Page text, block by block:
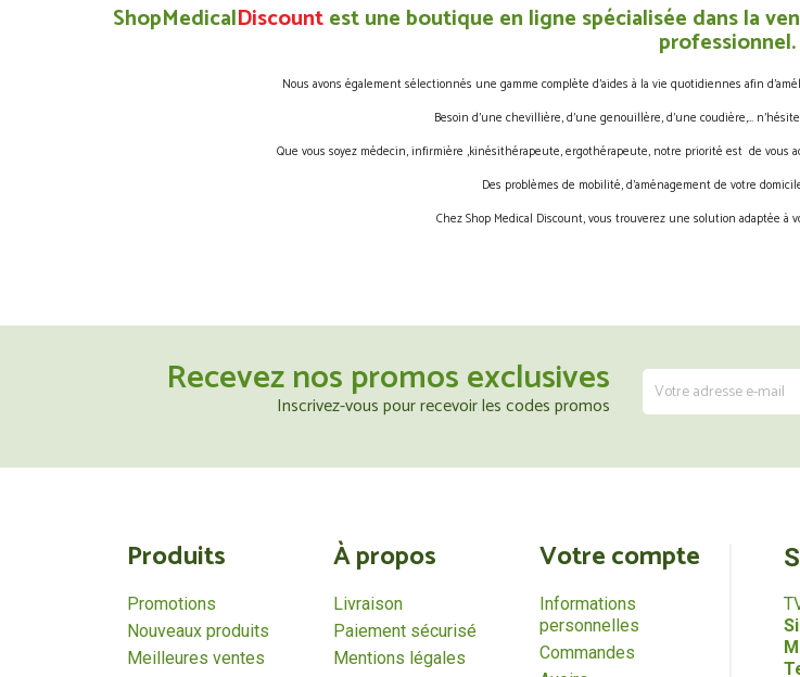
ShopMedicalDiscountest une boutique en ligne spécialisée dans la
professionnel.
Nous avons également sélectionnés une gamme complète d’aides à la vie quotidiennes afin
Besoin d’une chevillière, d’une genouillère, d’une coudière,…
Que vous soyez médecin, infirmière ,kinésithérapeute, ergothérapeute, notre priorité est de vous
Des problèmes de mobilité, d’aménagement de votre
Chez Shop Medical Discount, vous trouverez une solution adaptée
Recevez nos promos exclusives
Inscrivez-vous pour recevoir les codes promos
Produits
Promotions
Nouveaux produits
Meilleures ventes
À propos
Livraison
Paiement sécurisé
Mentions légales
Votre compte
Informations
personnelles
Commandes